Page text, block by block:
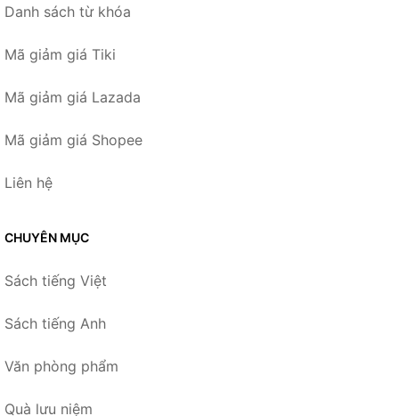
Danh sách từ khóa
Mã giảm giá Tiki
Mã giảm giá Lazada
Mã giảm giá Shopee
Liên hệ
CHUYÊN MỤC
Sách tiếng Việt
Sách tiếng Anh
Văn phòng phẩm
Quà lưu niệm